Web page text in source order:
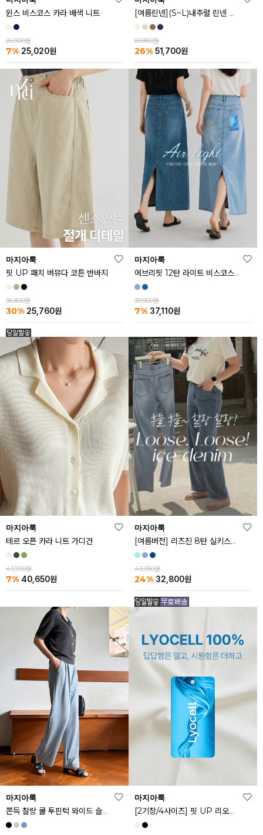
윈스 비스코스 카라 배색 니트
26,900원
7% 25,020원
[여름린넨](S~L)내추럴 린넨 와이드 밴딩 팬츠
69,860원
26% 51,700원
마지아룩
핏 UP 패치 버뮤다 코튼 반바지
36,800원
30% 25,760원
마지아룩
에브리핏 12탄 라이트 비스코스 쿨 데님 스커트
39,900원
7% 37,110원
마지아룩
테르 오픈 카라 니트 가디건
43,700원
7% 40,650원
마지아룩
[여름버전] 리즈진 8탄 실키스판 와이드 아이스 데님 팬츠
43,350원
24% 32,800원
마지아룩
쫀득 찰랑 쿨 투핀턱 와이드 슬랙스
마지아룩
[2기장/4사이즈] 핏 UP 리오셀 스판 스커트